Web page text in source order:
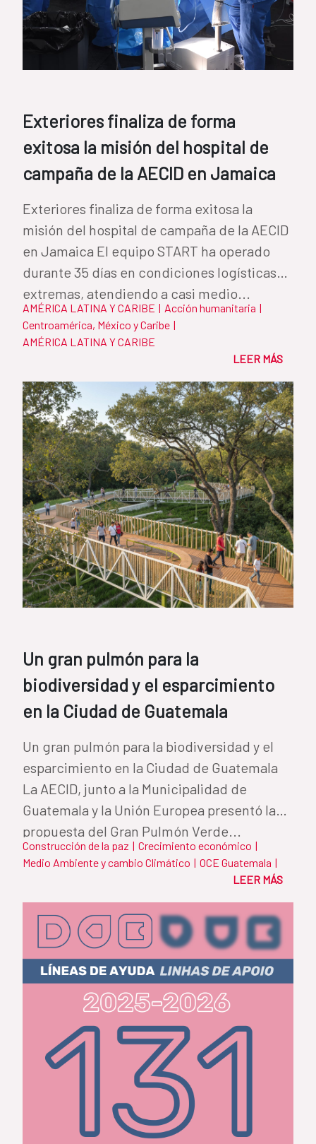
Exteriores finaliza de forma
exitosa la misión del hospital de
campaña de la AECID en Jamaica
Exteriores finaliza de forma exitosa la
misión del hospital de campaña de la AECID
en Jamaica El equipo START ha operado
durante 35 días en condiciones logísticas
extremas, atendiendo a casi medio...
AMÉRICA LATINA Y CARIBE | Acción humanitaria |
Centroamérica, México y Caribe |
AMÉRICA LATINA Y CARIBE
LEER MÁS
Un gran pulmón para la
biodiversidad y el esparcimiento
en la Ciudad de Guatemala
Un gran pulmón para la biodiversidad y el
esparcimiento en la Ciudad de Guatemala
La AECID, junto a la Municipalidad de
Guatemala y la Unión Europea presentó la
propuesta del Gran Pulmón Verde...
Construcción de la paz | Crecimiento económico |
Medio Ambiente y cambio Climático | OCE Guatemala |
LEER MÁS